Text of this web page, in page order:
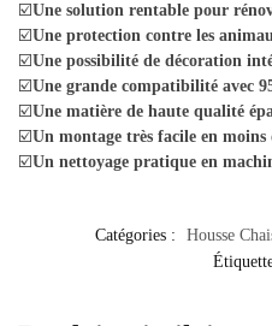
☑️Une solution rentable pour
☑️Une protection contre les
☑️Une possibilité de décoration
☑️Une grande compatibilité avec
☑️Une matière de haute qualité
☑️Un montage très facile en moins
☑️Un nettoyage pratique en
Catégories : Housse